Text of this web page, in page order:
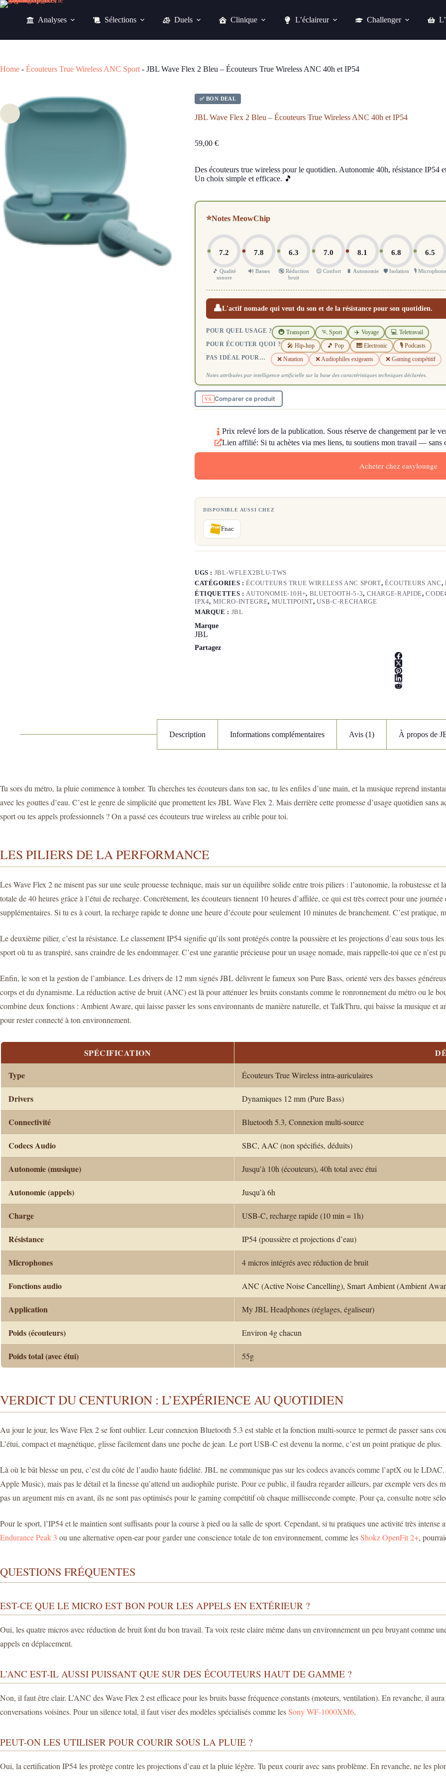
Passer
Analyses Sélections Duels Clinique L’éclaireur Challenger
Home - Écouteurs True Wireless ANC Sport - JBL Wave Flex 2 Bleu – Écouteurs True Wireless ANC 40h et IP54
✅ BON DEAL
JBL Wave Flex 2 Bleu – Écouteurs True Wireless ANC 40h et IP54
59,00 €
Des écouteurs true wireless pour le quotidien. Autonomie 40h, résistance IP54
Un choix simple et efficace. 🎵
⭐Notes MeowChip
7.2
🎵 Qualité
sonore
7.8
🔊 Basses
6.3
🔇 Réduction
bruit
7.0
😌 Confort
8.1
🔋 Autonomie
6.8
🛡️ Isolation
6.5
🎙️ Microphone
👤L'actif nomade qui veut du son et de la résistance pour son quotidien.
POUR QUEL USAGE ? 🚇 Transport 🏃 Sport ✈️ Voyage 💻 Teletravail
POUR ÉCOUTER QUOI ? 🎤 Hip-hop 🎵 Pop 🎹 Electronic 🎙️ Podcasts
PAS IDÉAL POUR… ❌ Natation ❌ Audiophiles exigeants ❌ Gaming compétitif
Notes attribuées par intelligence artificielle sur la base des caractéristiques techniques déclarées.
Comparer ce produit
Prix relevé lors de la publication. Sous réserve de changement par le
Lien affilié: Si tu achètes via mes liens, tu soutiens mon travail — sans
Acheter chez easylounge
DISPONIBLE AUSSI CHEZ
Fnac
UGS : JBL-WFLEX2BLU-TWS
CATÉGORIES :ÉCOUTEURS TRUE WIRELESS ANC SPORT,ÉCOUTEURS ANC,
ÉTIQUETTES : AUTONOMIE-10H+, BLUETOOTH-5-3, CHARGE-RAPIDE,
IPX4, MICRO-INTEGRE, MULTIPOINT,USB-C-RECHARGE
MARQUE : JBL
Marque
JBL
Partagez
Description Informations complémentaires Avis (1) À propos de
Tu sors du métro, la pluie commence à tomber. Tu cherches tes écouteurs dans ton sac, tu les enfiles d’une main, et la musique reprend
avec les gouttes d’eau. C’est le genre de simplicité que promettent les JBL Wave Flex 2. Mais derrière cette promesse d’usage quotidien sans
sport ou tes appels professionnels ? On a passé ces écouteurs true wireless au crible pour toi.
LES PILIERS DE LA PERFORMANCE
Les Wave Flex 2 ne misent pas sur une seule prouesse technique, mais sur un équilibre solide entre trois piliers : l’autonomie, la robustesse
totale de 40 heures grâce à l’étui de recharge. Concrètement, les écouteurs tiennent 10 heures d’affilée, ce qui est très correct pour une
supplémentaires. Si tu es à court, la recharge rapide te donne une heure d’écoute pour seulement 10 minutes de branchement. C’est pratique,
Le deuxième pilier, c’est la résistance. Le classement IP54 signifie qu’ils sont protégés contre la poussière et les projections d’eau sous tous
sport où tu as transpiré, sans craindre de les endommager. C’est une garantie précieuse pour un usage nomade, mais rappelle-toi que ce
Enfin, le son et la gestion de l’ambiance. Les drivers de 12 mm signés JBL délivrent le fameux son Pure Bass, orienté vers des basses
corps et du dynamisme. La réduction active de bruit (ANC) est là pour atténuer les bruits constants comme le ronronnement du métro ou le
combine deux fonctions : Ambient Aware, qui laisse passer les sons environnants de manière naturelle, et TalkThru, qui baisse la musique et
pour rester connecté à ton environnement.
SPÉCIFICATION
Type
Écouteurs True Wireless intra-auriculaires
Drivers Dynamiques 12 mm (Pure Bass)
Connectivité Bluetooth 5.3, Connexion multi-source
Codecs Audio SBC, AAC (non spécifiés, déduits)
Autonomie (musique) Jusqu’à 10h (écouteurs), 40h total avec étui
Autonomie (appels) Jusqu’à 6h
Charge USB-C, recharge rapide (10 min = 1h)
Résistance IP54 (poussière et projections d’eau)
Microphones 4 micros intégrés avec réduction de bruit
Fonctions audio ANC (Active Noise Cancelling), Smart Ambient (Ambient
Application My JBL Headphones (réglages, égaliseur)
Poids (écouteurs) Environ 4g chacun
Poids total (avec étui) 55g
VERDICT DU CENTURION : L’EXPÉRIENCE AU QUOTIDIEN
Au jour le jour, les Wave Flex 2 se font oublier. Leur connexion Bluetooth 5.3 est stable et la fonction multi-source te permet de passer sans
L’étui, compact et magnétique, glisse facilement dans une poche de jean. Le port USB-C est devenu la norme, c’est un point pratique de plus.
Là où le bât blesse un peu, c’est du côté de l’audio haute fidélité. JBL ne communique pas sur les codecs avancés comme l’aptX ou le
Apple Music), mais pas le détail et la finesse qu’attend un audiophile puriste. Pour ce public, il faudra regarder ailleurs, par exemple vers des
pas un argument mis en avant, ils ne sont pas optimisés pour le gaming compétitif où chaque milliseconde compte. Pour ça, consulte notre
Pour le sport, l’IP54 et le maintien sont suffisants pour la course à pied ou la salle de sport. Cependant, si tu pratiques une activité très
Endurance Peak 3 ou une alternative open-ear pour garder une conscience totale de ton environnement, comme lesShokz OpenFit 2+,
QUESTIONS FRÉQUENTES
EST-CE QUE LE MICRO EST BON POUR LES APPELS EN EXTÉRIEUR ?
Oui, les quatre micros avec réduction de bruit font du bon travail. Ta voix reste claire même dans un environnement un peu bruyant comme
appels en déplacement.
L’ANC EST-IL AUSSI PUISSANT QUE SUR DES ÉCOUTEURS HAUT DE GAMME ?
Non, il faut être clair. L’ANC des Wave Flex 2 est efficace pour les bruits basse fréquence constants (moteurs, ventilation). En revanche, il
conversations voisines. Pour un silence total, il faut viser des modèles spécialisés comme lesSony WF-1000XM6.
PEUT-ON LES UTILISER POUR COURIR SOUS LA PLUIE ?
Oui, la certification IP54 les protège contre les projections d’eau et la pluie légère. Tu peux courir avec sans problème. En revanche, ne les